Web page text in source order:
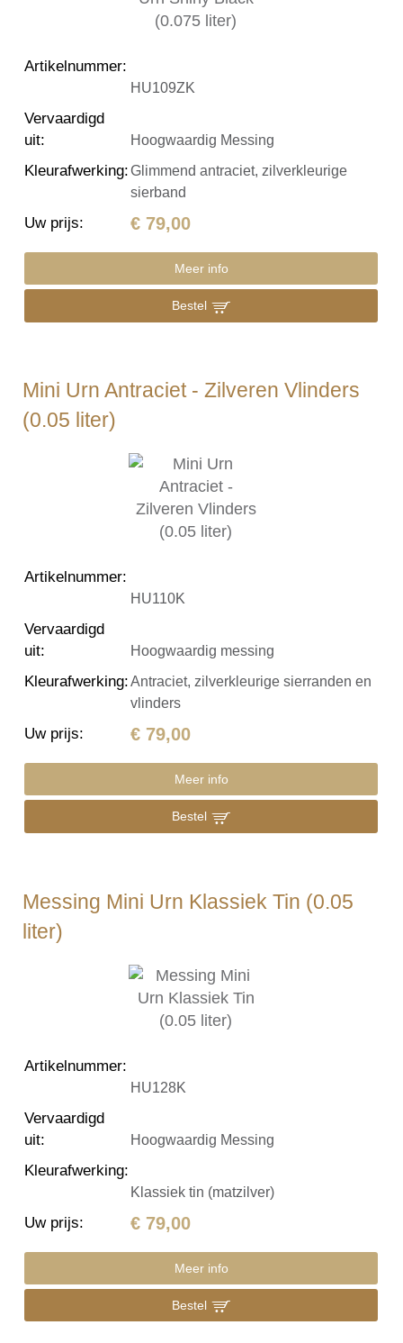
Artikelnummer:
HU109ZK
Vervaardigd
uit: Hoogwaardig Messing
Kleurafwerking:Glimmend antraciet, zilverkleurige
sierband
Uw prijs: € 79,00
Meer info
Bestel
Mini Urn Antraciet - Zilveren Vlinders
(0.05 liter)
Artikelnummer:
HU110K
Vervaardigd
uit: Hoogwaardig messing
Kleurafwerking:Antraciet, zilverkleurige sierranden en
vlinders
Uw prijs: € 79,00
Meer info
Bestel
Messing Mini Urn Klassiek Tin (0.05
liter)
Artikelnummer:
HU128K
Vervaardigd
uit: Hoogwaardig Messing
Kleurafwerking:
Klassiek tin (matzilver)
Uw prijs: € 79,00
Meer info
Bestel